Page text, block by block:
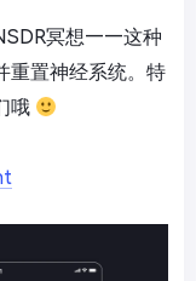
冥想——这种
重置神经系统。特
哦